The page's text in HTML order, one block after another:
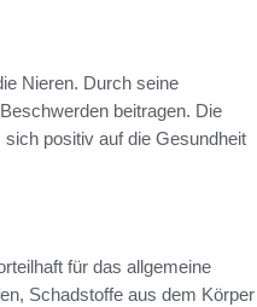
Nieren. Durch seine
beitragen. Die
positiv auf die Gesundheit
für das allgemeine
Schadstoffe aus dem Körper